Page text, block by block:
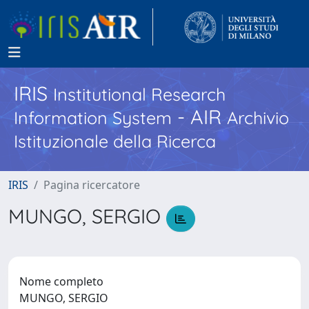
IRISInstitutional Research
Information System - AIR Archivio
Istituzionale della Ricerca
IRIS Pagina ricercatore
MUNGO, SERGIO
Nome completo
MUNGO, SERGIO